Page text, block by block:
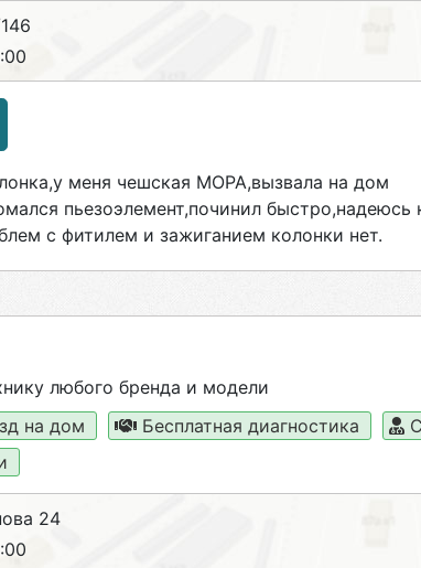
меня чешская МОРА,вызвала на дом
пьезоэлемент,починил быстро,надеюсь
с фитилем и зажиганием колонки нет.
любого бренда и модели
на дом Бесплатная диагностика
24